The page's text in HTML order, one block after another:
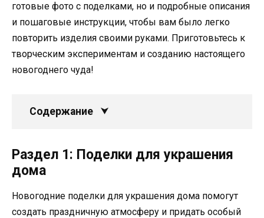
готовые фото с поделками, но и подробные описания
и пошаговые инструкции, чтобы вам было легко
повторить изделия своими руками. Приготовьтесь к
творческим экспериментам и созданию настоящего
новогоднего чуда!
Содержание
Раздел 1: Поделки для украшения
дома
Новогодние поделки для украшения дома помогут
создать праздничную атмосферу и придать особый